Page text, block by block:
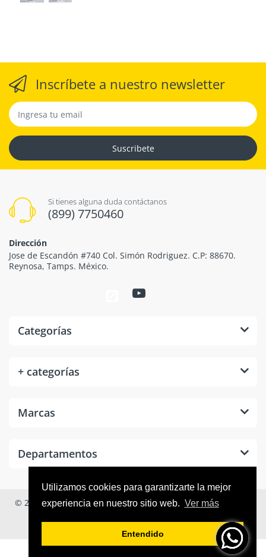
Utilizamos cookies para garantizarte la mejor
experiencia en nuestro sitio web. Ver más
Entendido
Inscríbete a nuestro newsletter
Suscribete
Si tienes alguna duda contáctanos
(899) 7750460
Dirección
Jose de Escandón #740 Col. Simón Rodriguez. C.P: 88670.
Reynosa, Tamps. México.
Categorías
+ categorías
Marcas
Departamentos
© 2026Tool Room México. Todos los derechos reservados.